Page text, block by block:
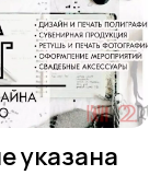
указана